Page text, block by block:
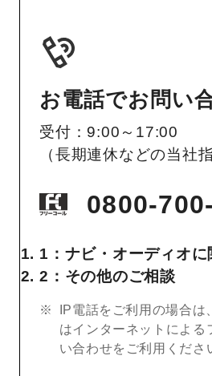
お電話でお問い
受付：9:00～17:00
（長期連休などの当社
0800-
1：ナビ・オーディオ
2：その他のご相談
IP電話をご利用の場合は
はインターネットによる
い合わせをご利用くださ